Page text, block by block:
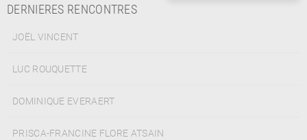
DERNIERES RENCONTRES
JOËL VINCENT
LUC ROUQUETTE
DOMINIQUE EVERAERT
PRISCA-FRANCINE FLORE ATSAIN